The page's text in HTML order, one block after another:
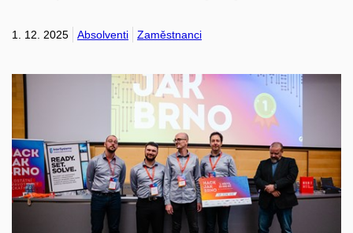
1. 12. 2025 Absolventi Zaměstnanci